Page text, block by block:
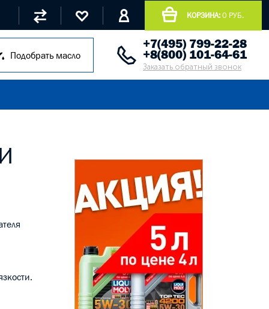
КОРЗИНА: 0 РУБ.
Подобрать масло
+7(495) 799-22-28
+8(800) 101-64-61
Заказать обратный звонок